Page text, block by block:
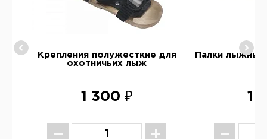
Крепления полужесткие для
охотничьих лыж
1 300 ₽
Палки лыжные
1